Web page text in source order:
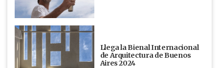
Llega la Bienal Internacional
de Arquitectura de Buenos
Aires 2024